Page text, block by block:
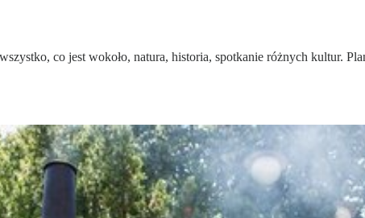
co jest wokoło, natura, historia, spotkanie różnych kultur.